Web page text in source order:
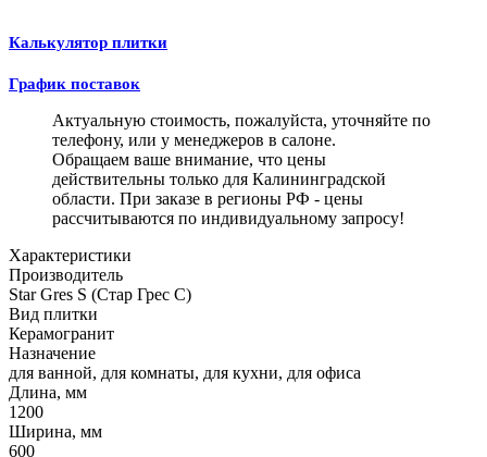
Калькулятор плитки
График поставок
Актуальную стоимость, пожалуйста, уточняйте по
телефону, или у менеджеров в салоне.
Обращаем ваше внимание, что цены
действительны только для Калининградской
области. При заказе в регионы РФ - цены
рассчитываются по индивидуальному запросу!
Характеристики
Производитель
Star Gres S (Стар Грес С)
Вид плитки
Керамогранит
Назначение
для ванной, для комнаты, для кухни, для офиса
Длина, мм
1200
Ширина, мм
600